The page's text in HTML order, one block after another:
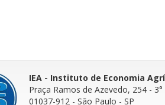
IEA - Instituto de Economia
Praça Ramos de Azevedo, 254 -
01037-912 - São Paulo - SP